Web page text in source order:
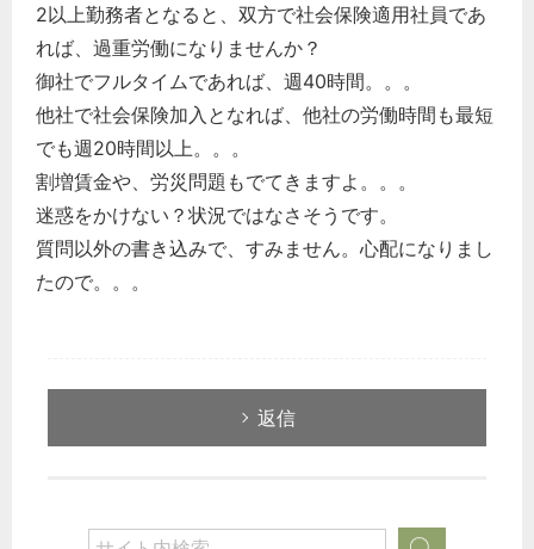
2以上勤務者となると、双方で社会保険適用社員であ
れば、過重労働になりませんか？
御社でフルタイムであれば、週40時間。。。
他社で社会保険加入となれば、他社の労働時間も最短
でも週20時間以上。。。
割増賃金や、労災問題もでてきますよ。。。
迷惑をかけない？状況ではなさそうです。
質問以外の書き込みで、すみません。心配になりまし
たので。。。
返信